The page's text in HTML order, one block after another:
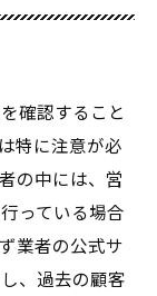
確認すること
特に注意が必
の中には、営
っている場合
業者の公式サ
、過去の顧客